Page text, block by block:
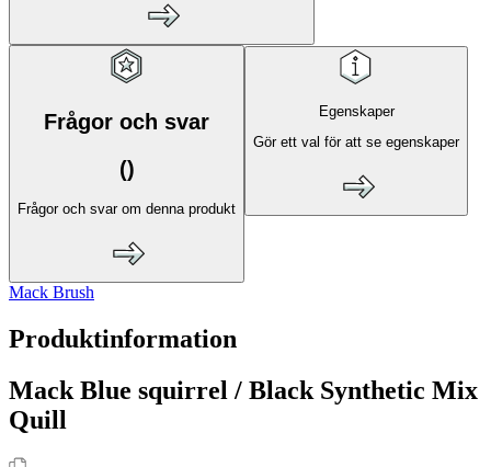
Frågor och svar
()
Frågor och svar om denna produkt
Egenskaper
Gör ett val för att se egenskaper
Mack Brush
Produktinformation
Mack Blue squirrel / Black Synthetic Mix
Quill